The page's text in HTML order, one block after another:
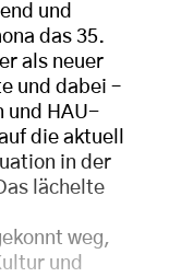
und
das 35.
als neuer
und dabei –
und HAU-
die aktuell
in der
lächelte
weg,
und